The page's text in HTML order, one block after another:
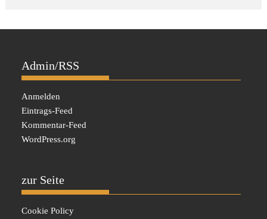
Admin/RSS
Anmelden
Eintrags-Feed
Kommentar-Feed
WordPress.org
zur Seite
Cookie Policy